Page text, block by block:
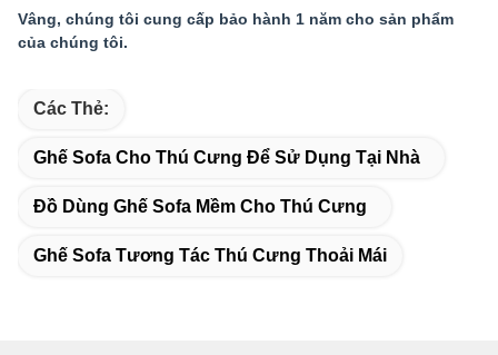
Vâng, chúng tôi cung cấp bảo hành 1 năm cho sản phẩm
của chúng tôi.
Các Thẻ:
Ghế Sofa Cho Thú Cưng Để Sử Dụng Tại Nhà
Đồ Dùng Ghế Sofa Mềm Cho Thú Cưng
Ghế Sofa Tương Tác Thú Cưng Thoải Mái